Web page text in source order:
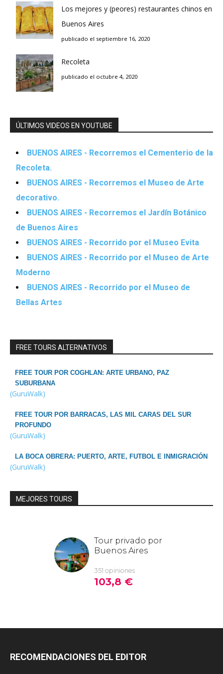
Los mejores y (peores) restaurantes chinos en
Buenos Aires
publicado el septiembre 16, 2020
Recoleta
publicado el octubre 4, 2020
ÚLTIMOS VIDEOS EN YOUTUBE
BUENOS AIRES - Recorremos el Cementerio de la
Recoleta.
BUENOS AIRES - Recorremos el Museo de Arte
decorativo.
BUENOS AIRES - Recorremos el Jardín Botánico
de Buenos Aires
BUENOS AIRES - Recorrido por el Museo Evita
BUENOS AIRES - Recorrido por el Museo de Arte
Moderno
BUENOS AIRES - Recorrido por el Museo de
Bellas Artes
FREE TOURS ALTERNATIVOS
FREE TOUR POR COGHLAN: ARTE URBANO, PAZ
SUBURBANA
(GuruWalk)
FREE TOUR POR BARRACAS, LAS MIL CARAS DEL SUR
PROFUNDO
(GuruWalk)
LA BOCA OBRERA: PUERTO, ARTE, FUTBOL E INMIGRACIÓN
(GuruWalk)
MEJORES TOURS
RECOMENDACIONES DEL EDITOR